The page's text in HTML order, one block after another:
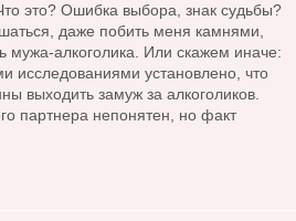
это? Ошибка выбора, знак судьбы?
даже побить меня камнями,
мужа-алкоголика. Или скажем иначе:
исследованиями установлено, что
выходить замуж за алкоголиков.
партнера непонятен, но факт